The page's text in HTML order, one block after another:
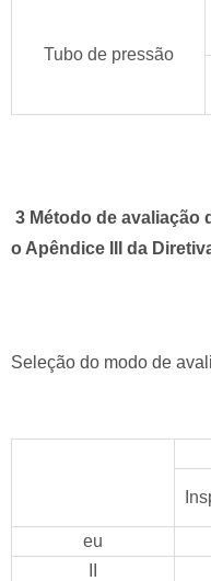
Tubo de pressão
3 Método de avaliação
o Apêndice III da
Seleção do modo de
eu